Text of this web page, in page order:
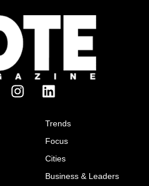
Trends
Focus
Cities
Business & Leaders